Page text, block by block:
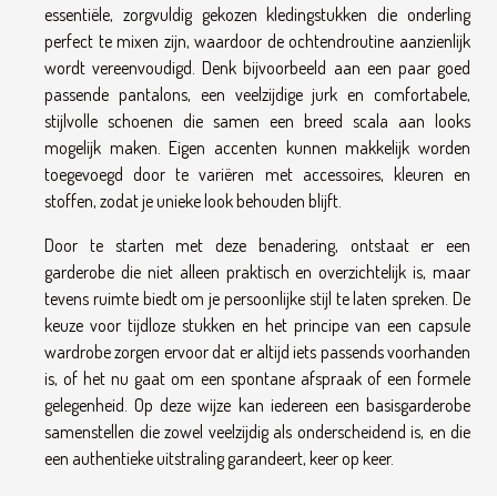
essentiële, zorgvuldig gekozen kledingstukken die onderling
perfect te mixen zijn, waardoor de ochtendroutine aanzienlijk
wordt vereenvoudigd. Denk bijvoorbeeld aan een paar goed
passende pantalons, een veelzijdige jurk en comfortabele,
stijlvolle schoenen die samen een breed scala aan looks
mogelijk maken. Eigen accenten kunnen makkelijk worden
toegevoegd door te variëren met accessoires, kleuren en
stoffen, zodat je unieke look behouden blijft.
Door te starten met deze benadering, ontstaat er een
garderobe die niet alleen praktisch en overzichtelijk is, maar
tevens ruimte biedt om je persoonlijke stijl te laten spreken. De
keuze voor tijdloze stukken en het principe van een capsule
wardrobe zorgen ervoor dat er altijd iets passends voorhanden
is, of het nu gaat om een spontane afspraak of een formele
gelegenheid. Op deze wijze kan iedereen een basisgarderobe
samenstellen die zowel veelzijdig als onderscheidend is, en die
een authentieke uitstraling garandeert, keer op keer.